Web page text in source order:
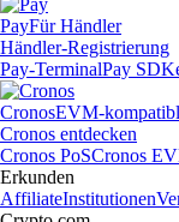
PayFür Händler
Händler-Registrierung
Pay-TerminalPay SDK
CronosEVM-
Cronos entdecken
Cronos PoSCronos
Erkunden
AffiliateInstitutionen